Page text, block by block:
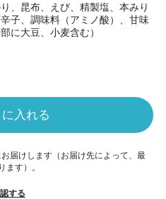
、昆布、えび、精製塩、本みり
子、調味料（アミノ酸）、甘味
に大豆、小麦含む）
入れる
届けします（お届け先によって、最
ます）。
する